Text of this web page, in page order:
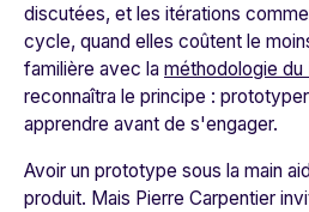
discutées, et les itérations
cycle, quand elles coûtent le
familière avec la méthodologie du
reconnaîtra le principe :
apprendre avant de s'engager.
Avoir un prototype sous la main
produit. Mais Pierre Carpentier